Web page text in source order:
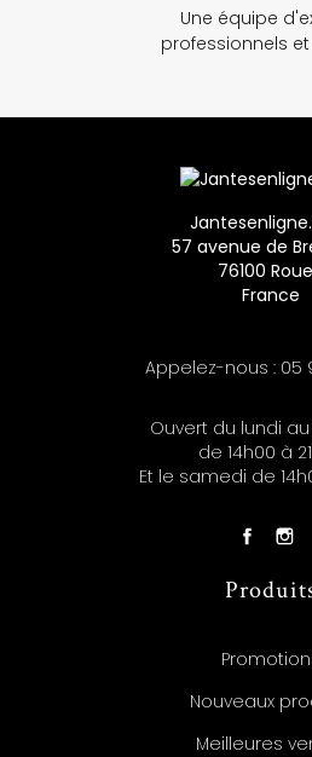
Une équipe
professionnels
57 avenue de
76100
France
Appelez-nous : 05
Ouvert du lundi
de 14h00 à
Et le samedi de
Nouveaux
Meilleures